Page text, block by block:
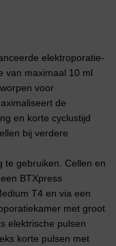
elektroporatie-
van maximaal 10 ml
voor
de
en korte cyclustijd
bij verdere
te gebruiken. Cellen en
BTXpress
T4 en via een
met groot
elektrische pulsen
korte pulsen met